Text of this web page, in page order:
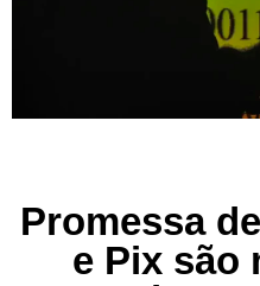
Promessa
e Pix são